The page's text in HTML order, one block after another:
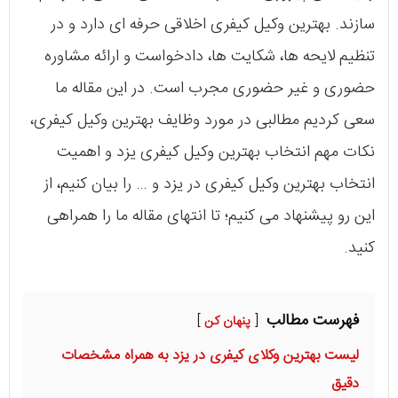
سازند. بهترین وکیل کیفری اخلاقی حرفه ای دارد و در
تنظیم لایحه ها، شکایت ها، دادخواست و ارائه مشاوره
حضوری و غیر حضوری مجرب است. در این مقاله ما
سعی کردیم مطالبی در مورد وظایف بهترین وکیل کیفری،
نکات مهم انتخاب بهترین وکیل کیفری یزد و اهمیت
انتخاب بهترین وکیل کیفری در یزد و … را بیان کنیم، از
این رو پیشنهاد می کنیم؛ تا انتهای مقاله ما را همراهی
کنید.
فهرست مطالب پنهان کن
لیست بهترین وکلای کیفری در یزد به همراه مشخصات
دقیق